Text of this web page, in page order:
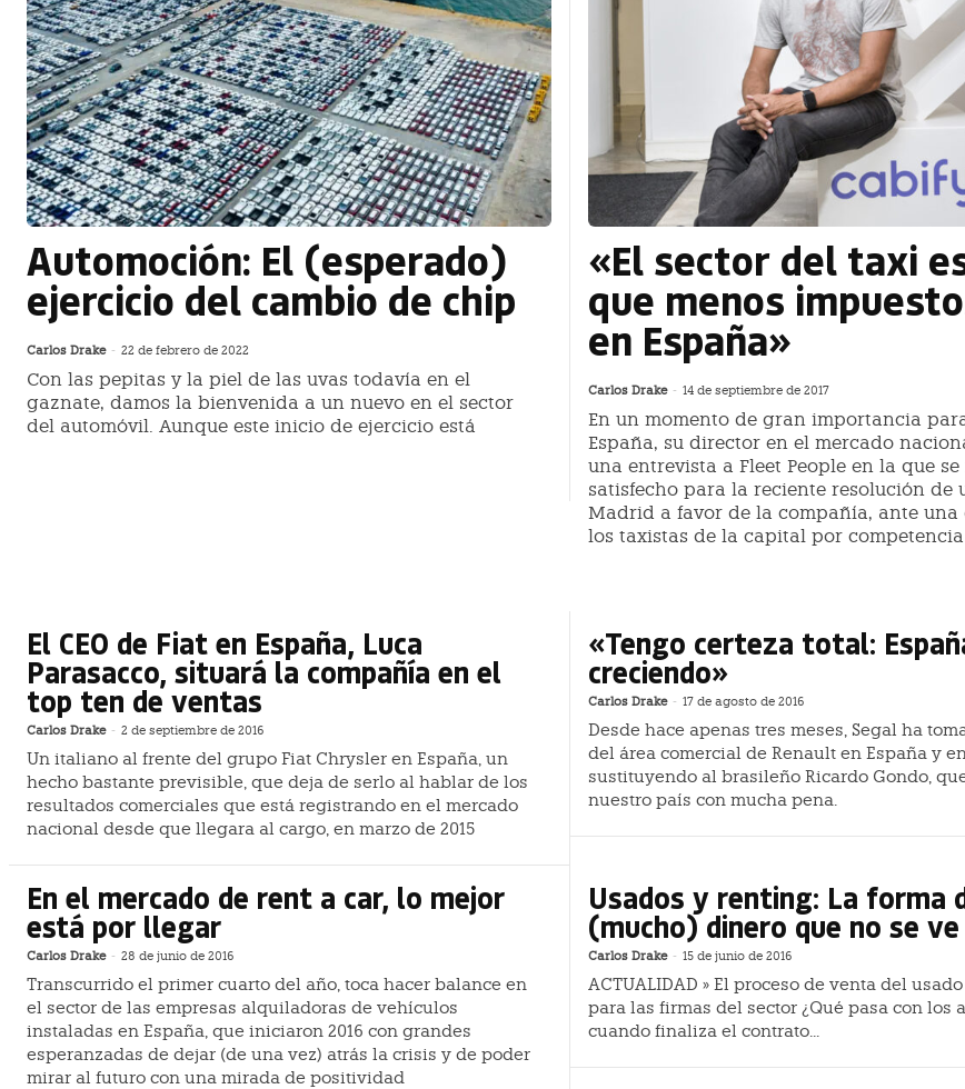
Automoción: El (esperado)
ejercicio del cambio de chip
Carlos Drake - 22 de febrero de 2022
Con las pepitas y la piel de las uvas todavía en el
gaznate, damos la bienvenida a un nuevo en el sector
del automóvil. Aunque este inicio de ejercicio está
«El sector del taxi
que menos
en España»
Carlos Drake - 14 de septiembre de 2017
En un momento de gran importancia
España, su director en el mercado
una entrevista a Fleet People en la que
satisfecho para la reciente resolución de
Madrid a favor de la compañía, ante una
los taxistas de la capital por
El CEO de Fiat en España, Luca
Parasacco, situará la compañía en el
top ten de ventas
Carlos Drake - 2 de septiembre de 2016
Un italiano al frente del grupo Fiat Chrysler en España, un
hecho bastante previsible, que deja de serlo al hablar de los
resultados comerciales que está registrando en el mercado
nacional desde que llegara al cargo, en marzo de 2015
«Tengo certeza total:
creciendo»
Carlos Drake - 17 de agosto de 2016
Desde hace apenas tres meses, Segal ha
del área comercial de Renault en España y
sustituyendo al brasileño Ricardo Gondo,
nuestro país con mucha pena.
En el mercado de rent a car, lo mejor
está por llegar
Carlos Drake - 28 de junio de 2016
Transcurrido el primer cuarto del año, toca hacer balance en
el sector de las empresas alquiladoras de vehículos
instaladas en España, que iniciaron 2016 con grandes
esperanzadas de dejar (de una vez) atrás la crisis y de poder
mirar al futuro con una mirada de positividad
Usados y renting: La forma
(mucho) dinero que no se ve
Carlos Drake - 15 de junio de 2016
ACTUALIDAD » El proceso de venta del
para las firmas del sector ¿Qué pasa con los
cuando finaliza el contrato...